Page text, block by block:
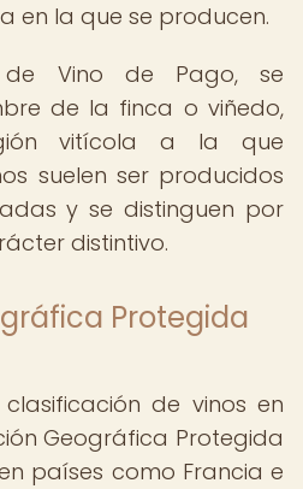
en la que se producen.
Vino de Pago, se
de la finca o viñedo,
vitícola a la que
suelen ser producidos
y se distinguen por
distintivo.
Protegida
de vinos en
Geográfica Protegida
países como Francia e